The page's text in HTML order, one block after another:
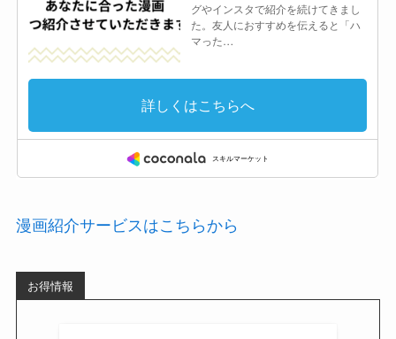
漫画紹介サービスはこちらから
お得情報